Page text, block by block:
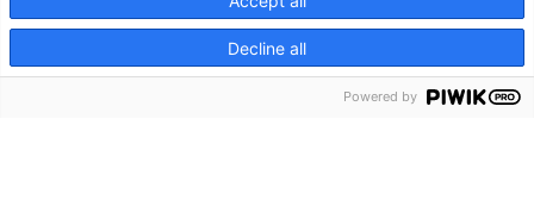
Decline all
Powered by